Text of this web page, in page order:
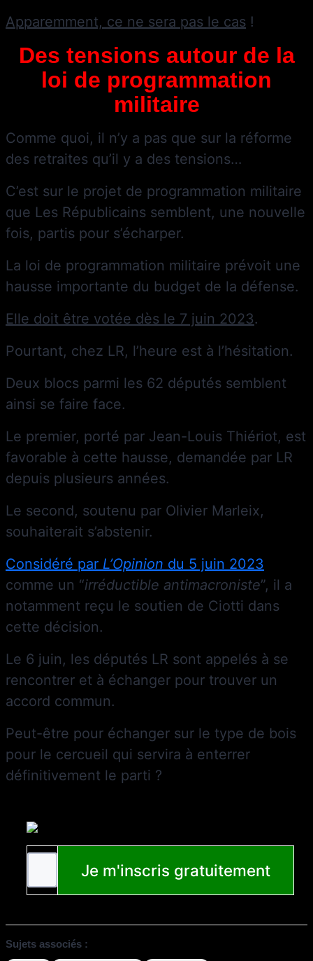
Apparemment, ce ne sera pas le cas !
Des tensions autour de la
loi de programmation
militaire
Comme quoi, il n’y a pas que sur la réforme
des retraites qu’il y a des tensions…
C’est sur le projet de programmation militaire
que Les Républicains semblent, une nouvelle
fois, partis pour s’écharper.
La loi de programmation militaire prévoit une
hausse importante du budget de la défense.
Elle doit être votée dès le 7 juin 2023.
Pourtant, chez LR, l’heure est à l’hésitation.
Deux blocs parmi les 62 députés semblent
ainsi se faire face.
Le premier, porté par Jean-Louis Thiériot, est
favorable à cette hausse, demandée par LR
depuis plusieurs années.
Le second, soutenu par Olivier Marleix,
souhaiterait s’abstenir.
Considéré par L’Opinion du 5 juin 2023
comme un “irréductible antimacroniste”, il a
notamment reçu le soutien de Ciotti dans
cette décision.
Le 6 juin, les députés LR sont appelés à se
rencontrer et à échanger pour trouver un
accord commun.
Peut-être pour échanger sur le type de bois
pour le cercueil qui servira à enterrer
définitivement le parti ?
Sujets associés :